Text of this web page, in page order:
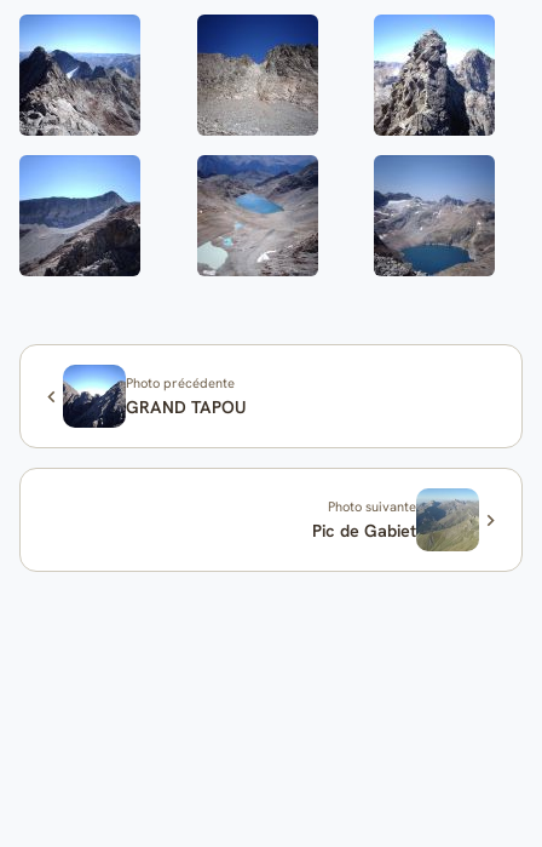
Photo précédente
GRAND TAPOU
Photo suivante
Pic de Gabiet